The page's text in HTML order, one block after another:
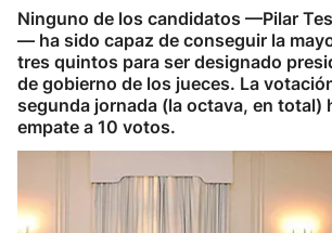
Ninguno de los candidatos —Pilar
— ha sido capaz de conseguir la
tres quintos para ser designado
de gobierno de los jueces. La
segunda jornada (la octava, en total)
empate a 10 votos.